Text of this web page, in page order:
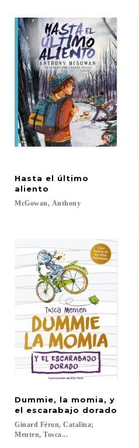
Hasta el último
aliento
McGowan, Anthony
Dummie, la momia, y
el escarabajo dorado
Ginard Féron, Catalina;
Menten, Tosca...